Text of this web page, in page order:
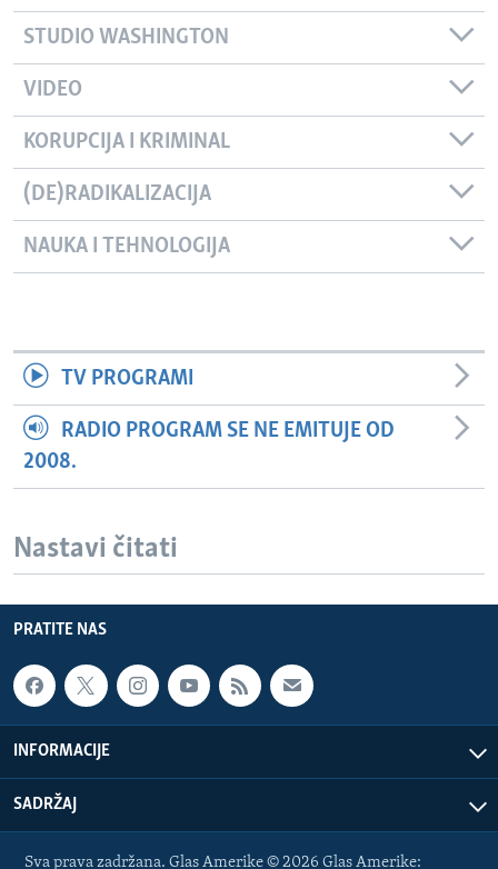
STUDIO WASHINGTON
VIDEO
KORUPCIJA I KRIMINAL
(DE)RADIKALIZACIJA
NAUKA I TEHNOLOGIJA
TV PROGRAMI
RADIO PROGRAM SE NE EMITUJE OD
2008.
Nastavi čitati
PRATITE NAS
INFORMACIJE
SADRŽAJ
Sva prava zadržana. Glas Amerike © 2026 Glas Amerike: